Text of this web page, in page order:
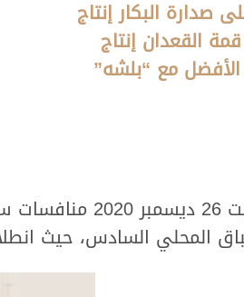
صدارة البكار إنتاج
القعدان إنتاج
مع “بلشه”
أقيمت صباح
حيث انطلاقة 19 شوطاً من مسافة الـ 6 كم،